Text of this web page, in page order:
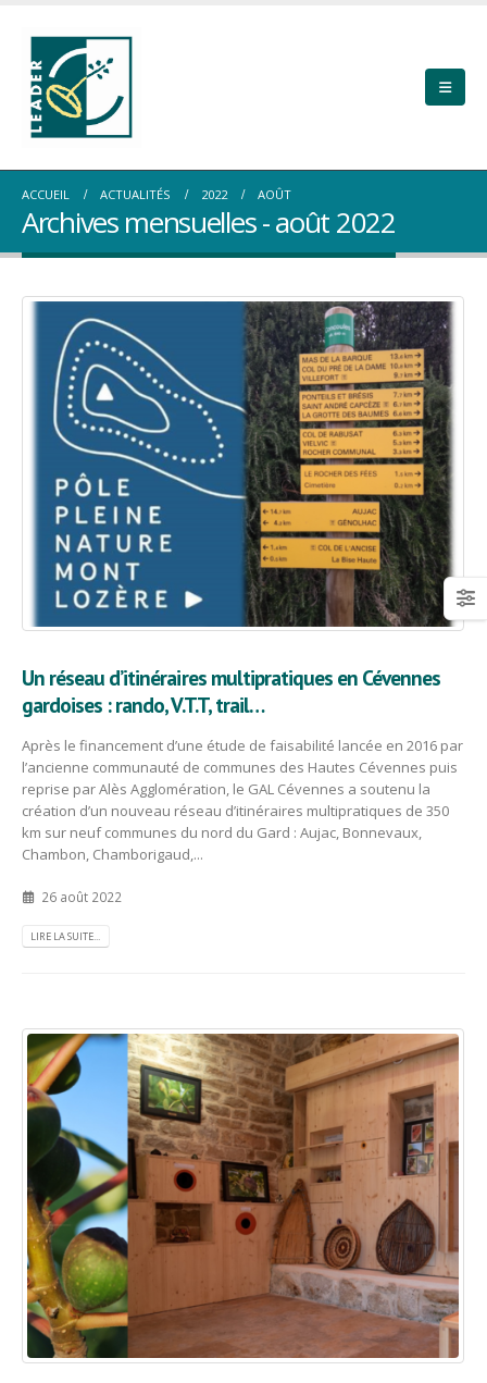
ACCUEIL ACTUALITÉS 2022 AOÛT
Archives mensuelles - août 2022
Un réseau d’itinéraires multipratiques en Cévennes
gardoises : rando, V.T.T, trail…
Après le financement d’une étude de faisabilité lancée en 2016 par
l’ancienne communauté de communes des Hautes Cévennes puis
reprise par Alès Agglomération, le GAL Cévennes a soutenu la
création d’un nouveau réseau d’itinéraires multipratiques de 350
km sur neuf communes du nord du Gard : Aujac, Bonnevaux,
Chambon, Chamborigaud,...
26 août 2022
LIRE LA SUITE...